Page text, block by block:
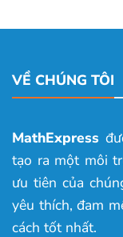
VỀ CHÚNG TÔI
MathExpress
tạo ra một môi
ưu tiên của
yêu thích, đam
cách tốt nhất.